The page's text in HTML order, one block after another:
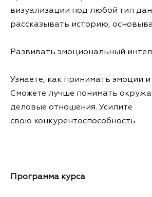
визуализации под любой тип
рассказывать историю,
Развивать эмоциональный
Узнаете, как принимать эмоции
Сможете лучше понимать
деловые отношения. Усилите
свою конкурентоспособность
Программа курса